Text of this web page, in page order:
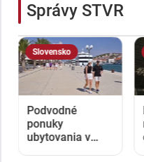
Správy STVR
Slovensko
Podvodné
ponuky
ubytovania v